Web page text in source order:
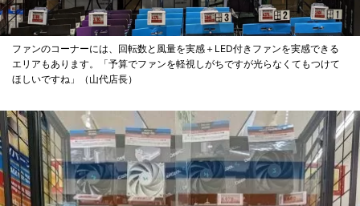
ファンのコーナーには、回転数と風量を実感＋LED付きファンを実感できる
エリアもあります。「予算でファンを軽視しがちですが光らなくてもつけて
ほしいですね」（山代店長）